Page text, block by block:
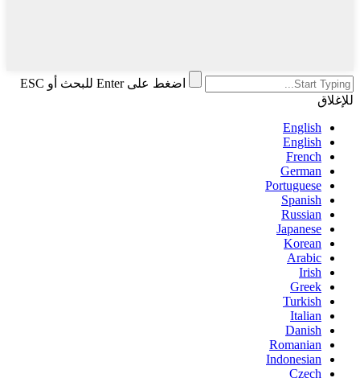
اضغط على Enter للبحث أو ESC
للإغلاق
English
English
French
German
Portuguese
Spanish
Russian
Japanese
Korean
Arabic
Irish
Greek
Turkish
Italian
Danish
Romanian
Indonesian
Czech